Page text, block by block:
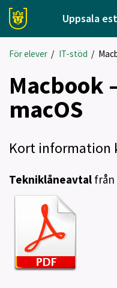
Uppsala
För elever / IT-stöd /
Macbook
macOS
Kort information
Tekniklåneavtal från